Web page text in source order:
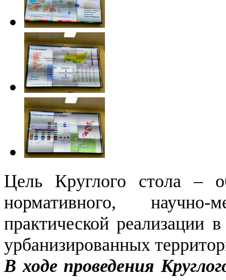
Цель Круглого стола –
нормативного,
практической реализации
урбанизированных
В ходе проведения